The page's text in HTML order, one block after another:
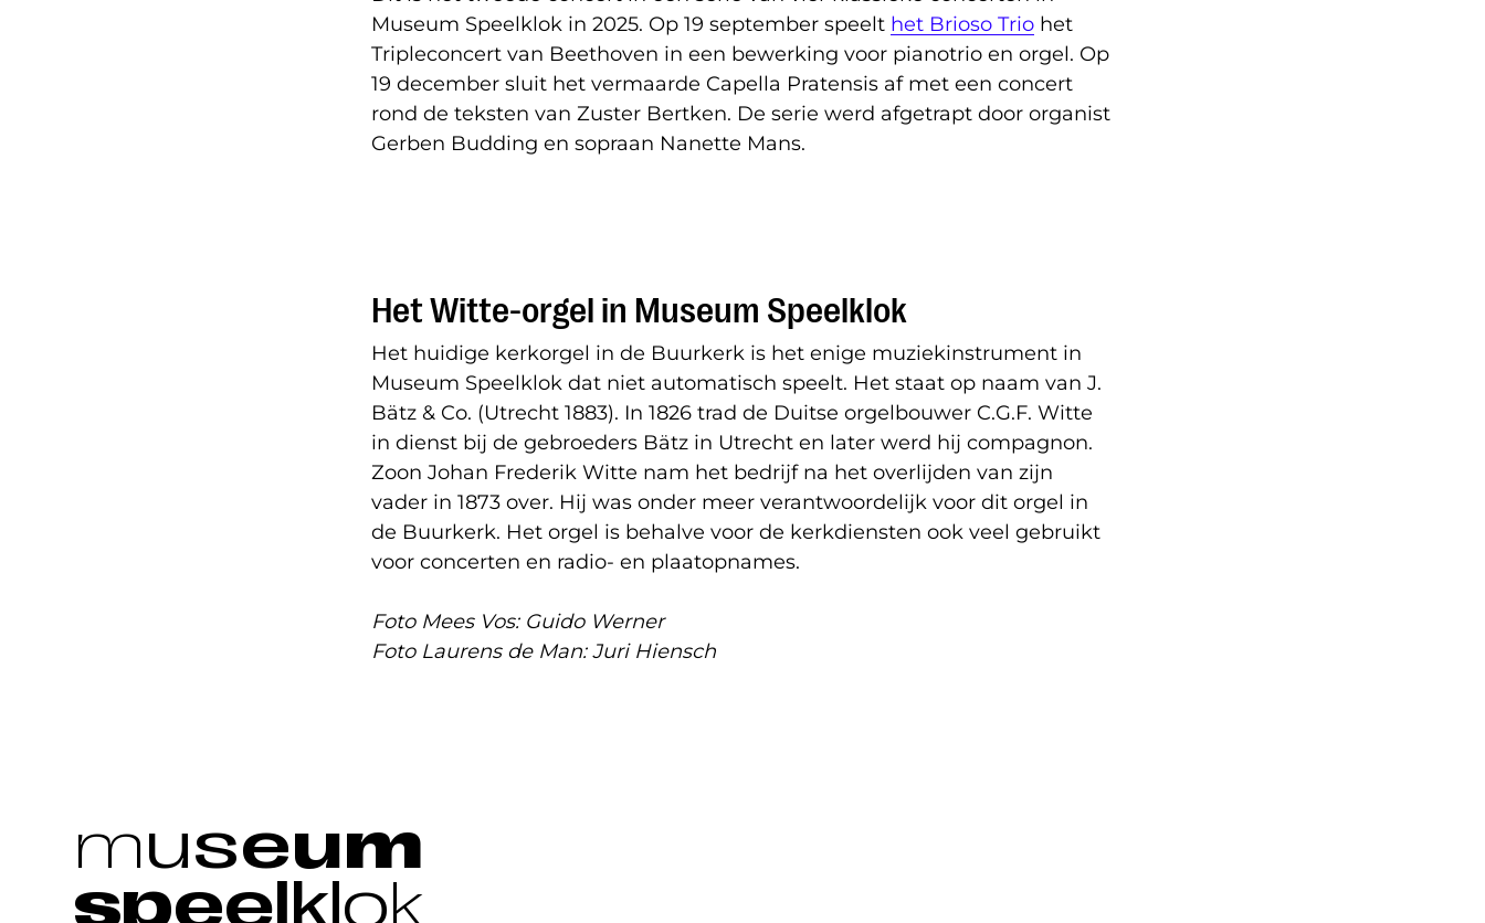
Museum Speelklok in 2025. Op 19 september speelt het Brioso Triohet
Tripleconcert van Beethoven in een bewerking voor pianotrio en orgel. Op
19 december sluit het vermaarde Capella Pratensis af met een concert
rond de teksten van Zuster Bertken. De serie werd afgetrapt door organist
Gerben Budding en sopraan Nanette Mans.
Het Witte-orgel in Museum Speelklok
Het huidige kerkorgel in de Buurkerk is het enige muziekinstrument in
Museum Speelklok dat niet automatisch speelt. Het staat op naam van J.
Bätz & Co. (Utrecht 1883). In 1826 trad de Duitse orgelbouwer C.G.F. Witte
in dienst bij de gebroeders Bätz in Utrecht en later werd hij compagnon.
Zoon Johan Frederik Witte nam het bedrijf na het overlijden van zijn
vader in 1873 over. Hij was onder meer verantwoordelijk voor dit orgel in
de Buurkerk. Het orgel is behalve voor de kerkdiensten ook veel gebruikt
voor concerten en radio- en plaatopnames.
Foto Mees Vos: Guido Werner
Foto Laurens de Man: Juri Hiensch
museum
speelklok